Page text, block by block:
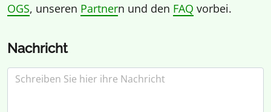
OGS, unseren Partnern und den FAQ vorbei.
Nachricht